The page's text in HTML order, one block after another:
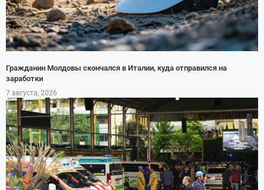
Гражданин Молдовы скончался в Италии, куда отправился на
заработки
7 августа, 2026